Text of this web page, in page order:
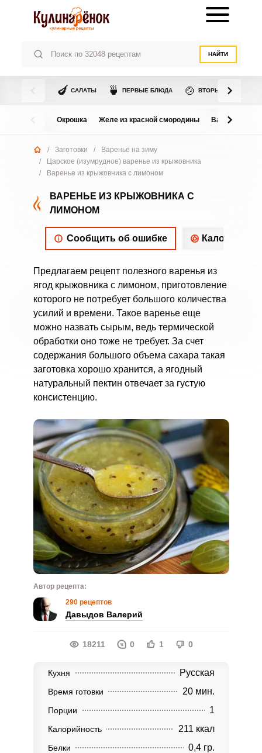
НАЙТИ
🍆 САЛАТЫ 🍵 ПЕРВЫЕ БЛЮДА 🍲 ВТОРЫЕ БЛЮДА
Окрошка Желе из красной смородины Варенье из
/ Заготовки /
Варенье на зиму
/
Царское (изумрудное) варенье из крыжовника
/
Варенье из крыжовника с лимоном
ВАРЕНЬЕ ИЗ КРЫЖОВНИКА С
ЛИМОНОМ
Сообщить об ошибке
Предлагаем рецепт полезного варенья из
ягод крыжовника с лимоном, приготовление
которого не потребует большого количества
усилий и времени. Такое варенье еще
можно назвать сырым, ведь термической
обработки оно тоже не требует. За счет
содержания большого объема сахара такая
заготовка хорошо хранится, а ягодный
натуральный пектин отвечает за густую
консистенцию.
Автор рецепта:
290 рецептов
Давыдов Валерий
18211 0 1 0
Кухня Русская
Время готовки 20 мин.
Порции 1
Калорийность 211 ккал
Белки 0,4 гр.